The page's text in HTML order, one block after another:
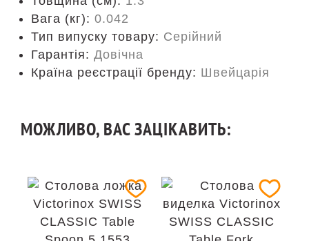
Вага (кг): 0.042
Тип випуску товару: Серійний
Гарантія: Довічна
Країна реєстрації бренду: Швейцарія
МОЖЛИВО, ВАС ЗАЦІКАВИТЬ: